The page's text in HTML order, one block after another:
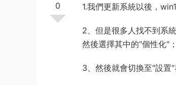
0 1.我們更新系統以後，
2、但是很多人找不到系
然後選擇其中的"個性化"；
3、然後就會切換至"設置